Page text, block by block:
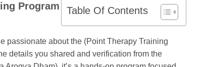
Table Of Contents
Program
passionate about the (Point Therapy Training
details you shared and verification from the